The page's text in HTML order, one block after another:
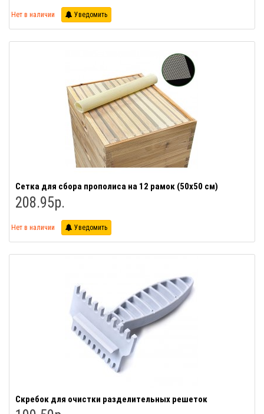
Нет в наличии Уведомить
Сетка для сбора прополиса на 12 рамок (50х50 см)
208.95р.
Нет в наличии Уведомить
Скребок для очистки разделительных решеток